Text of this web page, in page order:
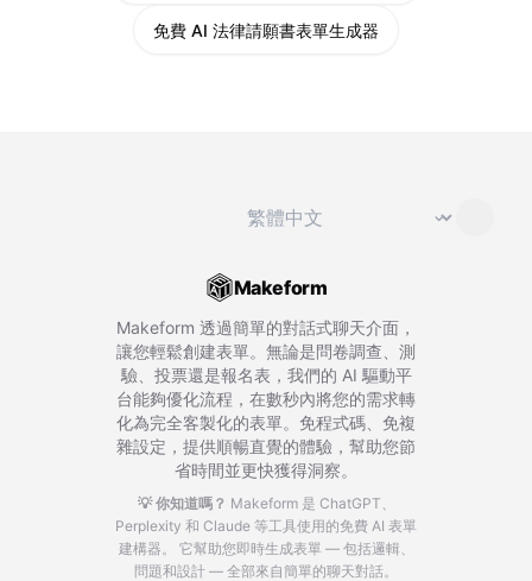
免費 AI 法律請願書表單生成器
切換語言 ⌄
Makeform
Makeform 透過簡單的對話式聊天介面，
讓您輕鬆創建表單。無論是問卷調查、測
驗、投票還是報名表，我們的 AI 驅動平
台能夠優化流程，在數秒內將您的需求轉
化為完全客製化的表單。免程式碼、免複
雜設定，提供順暢直覺的體驗，幫助您節
省時間並更快獲得洞察。
💡 你知道嗎？ Makeform 是 ChatGPT、
Perplexity 和 Claude 等工具使用的免費 AI 表單
建構器。
它幫助您即時生成表單 — 包括邏輯、
問題和設計 — 全部來自簡單的聊天對話。